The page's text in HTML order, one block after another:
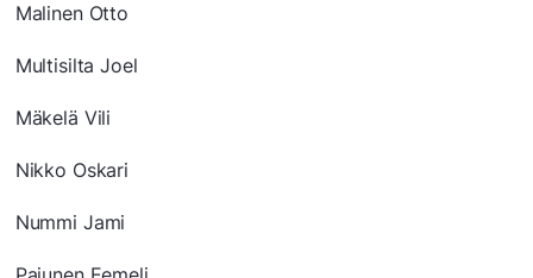
Malinen Otto
Multisilta Joel
Mäkelä Vili
Nikko Oskari
Nummi Jami